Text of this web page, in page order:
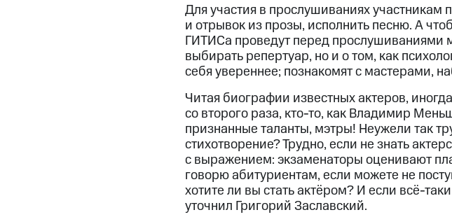
Для участия в прослушиваниях участникам
и отрывок из прозы, исполнить песню. А
ГИТИСа проведут перед прослушиваниями
выбирать репертуар, но и о том, как
себя увереннее; познакомят с мастерами,
Читая биографии известных актеров,
со второго раза, кто-то, как Владимир
признанные таланты, мэтры! Неужели так
стихотворение? Трудно, если не знать
с выражением: экзаменаторы оценивают
говорю абитуриентам, если можете не
хотите ли вы стать актёром? И если всё-
уточнил Григорий Заславский.